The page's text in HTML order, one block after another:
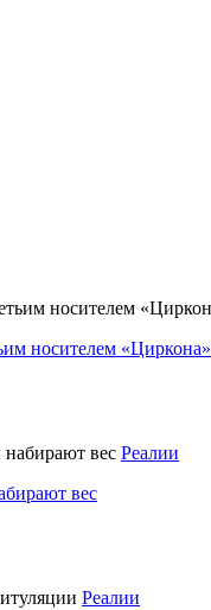
носителем «Циркона»
Реалии
вес
Реалии